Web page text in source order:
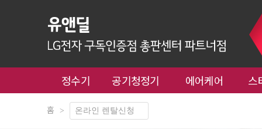
정수기 공기청정기 에어케어 스
홈 >